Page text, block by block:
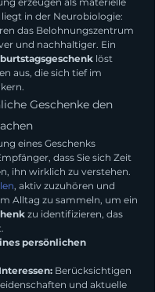
in der Neurobiologie:
das Belohnungszentrum
und nachhaltiger. Ein
löst
aus, die sich tief im
Geschenke den
eines Geschenks
dass Sie sich Zeit
ihn wirklich zu verstehen.
, aktiv zuzuhören und
Alltag zu sammeln, um ein
zu identifizieren, das
persönlichen
Berücksichtigen
und aktuelle